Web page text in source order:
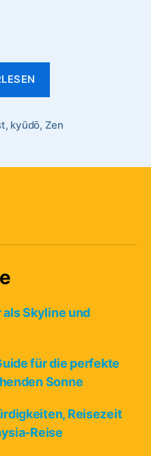
als
, kyūdō, Zen
als Skyline und
für die perfekte
Sonne
Reisezeit
Reise